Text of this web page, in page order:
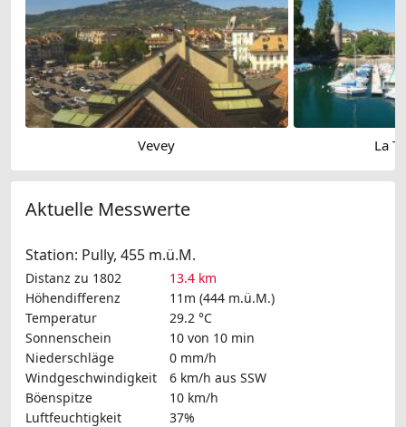
Vevey La
Aktuelle Messwerte
Station: Pully, 455 m.ü.M.
Distanz zu 1802
13.4 km
Höhendifferenz
11m (444 m.ü.M.)
Temperatur
29.2 °C
Sonnenschein
10 von 10 min
Niederschläge
0 mm/h
Windgeschwindigkeit
6 km/h aus SSW
Böenspitze
10 km/h
Luftfeuchtigkeit
37%